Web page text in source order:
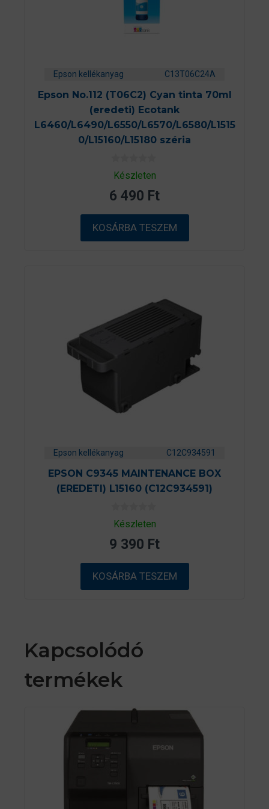
Epson kellékanyag C13T06C24A
Epson No.112 (T06C2) Cyan tinta 70ml
(eredeti) Ecotank
L6460/L6490/L6550/L6570/L6580/L1515
0/L15160/L15180 széria
0
a
5
b
ő
l
Készleten
6 490 Ft
KOSÁRBA TESZEM
Epson kellékanyag C12C934591
EPSON C9345 MAINTENANCE BOX
(EREDETI) L15160 (C12C934591)
0
a
5
b
ő
l
Készleten
9 390 Ft
KOSÁRBA TESZEM
Kapcsolódó
termékek